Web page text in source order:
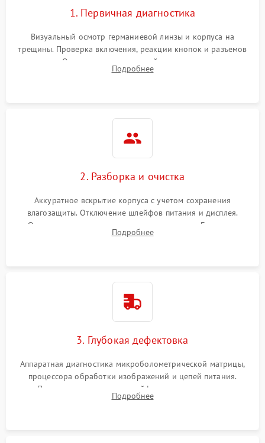
1. Первичная диагностика
Визуальный осмотр германиевой линзы и корпуса на
трещины. Проверка включения, реакции кнопок и разъемов
зарядки. Оценка вывода тепловой сигнатуры на экран,
проверка базовых функций и считывание системных
Подробнее
2. Разборка и очистка
Аккуратное вскрытие корпуса с учетом сохранения
влагозащиты. Отключение шлейфов питания и дисплея.
Очистка внутренних плат от окислов и пыли. Бережная
обработка германиевого объектива специализированными
Подробнее
3. Глубокая дефектовка
Аппаратная диагностика микроболометрической матрицы,
процессора обработки изображений и цепей питания.
Проверка целостности шлейфов, модуля памяти и
интерфейсов связи. Выявление сгоревших SMD-компонентов
Подробнее